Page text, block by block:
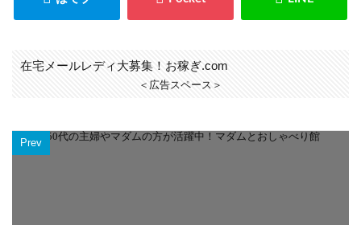
在宅メールレディ大募集！お稼ぎ.com
＜広告スペース＞
Prev